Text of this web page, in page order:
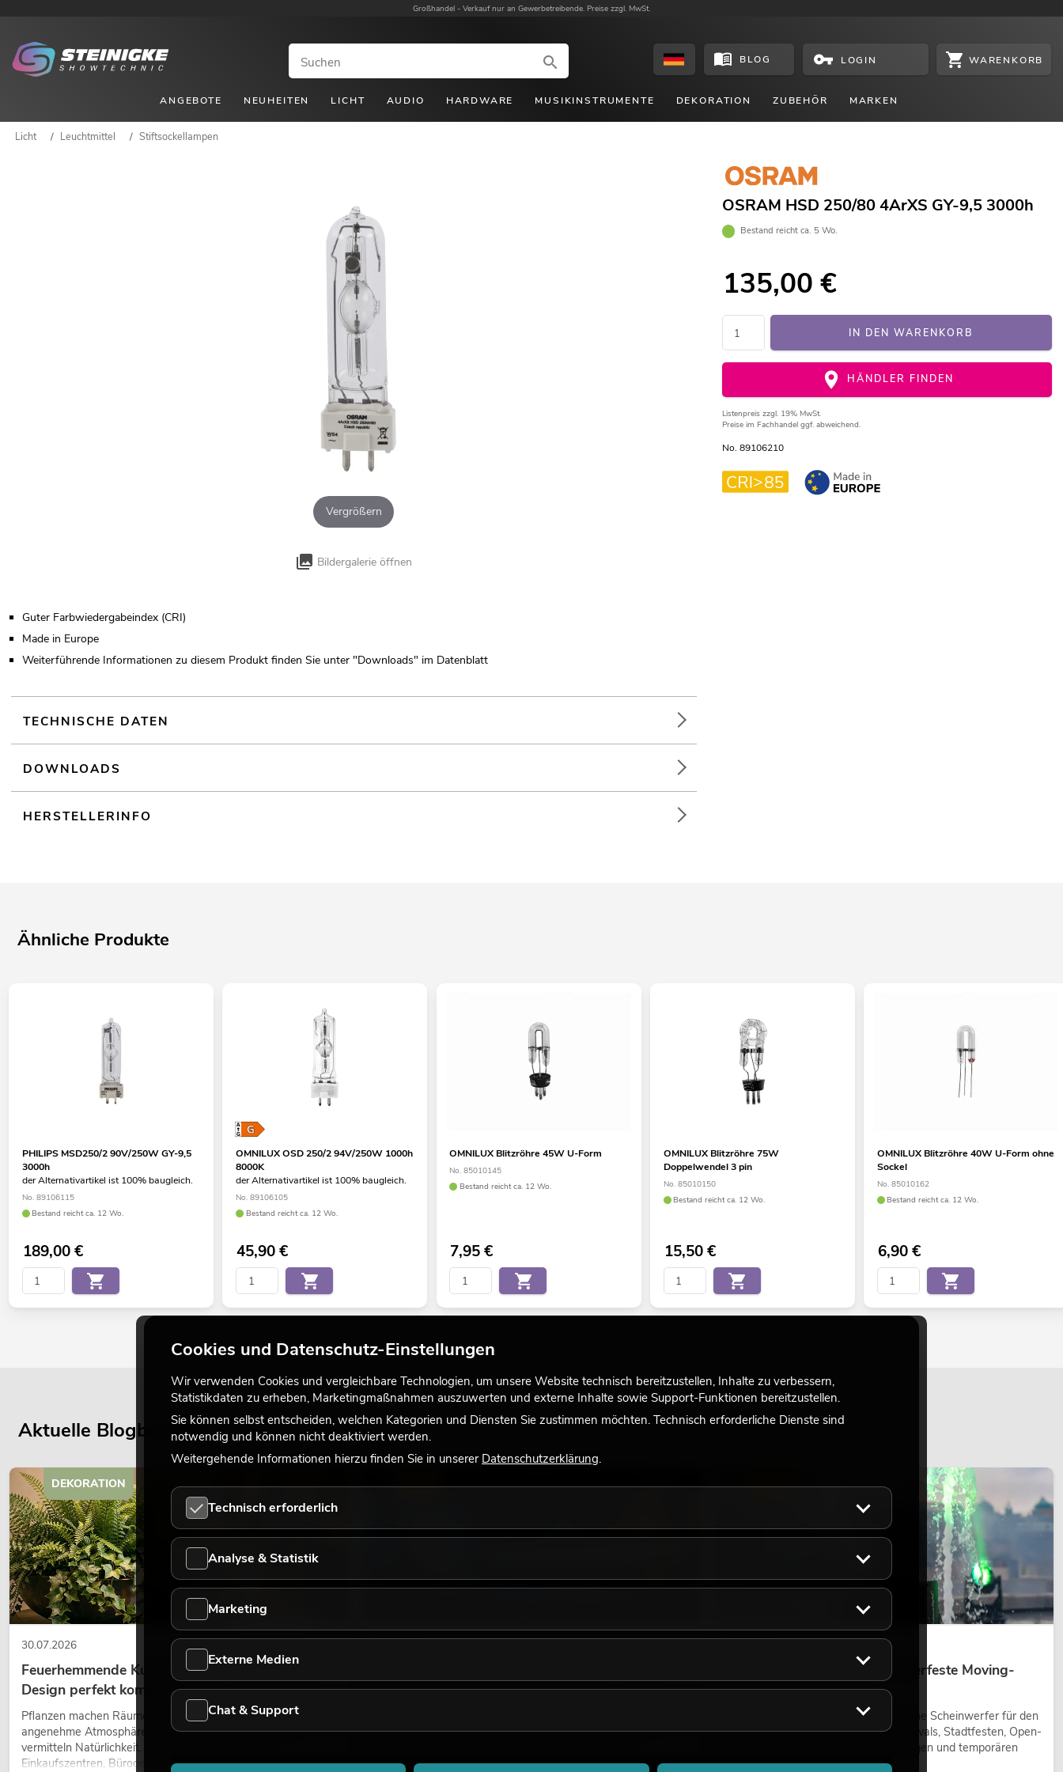
Großhandel - Verkauf nur an Gewerbetreibende. Preise zzgl. MwSt.
BLOG LOGIN WARENKORB
ANGEBOTE NEUHEITEN LICHT AUDIO HARDWARE MUSIKINSTRUMENTE DEKORATION ZUBEHÖR MARKEN
Licht / Leuchtmittel / Stiftsockellampen
Vergrößern
Bildergalerie öffnen
OSRAM HSD 250/80 4ArXS GY-9,5 3000h
Bestand reicht ca. 5 Wo.
135,00 €
IN DEN WARENKORB
HÄNDLER FINDEN
Listenpreis zzgl. 19% MwSt.
Preise im Fachhandel ggf. abweichend.
No. 89106210
Guter Farbwiedergabeindex (CRI)
Made in Europe
Weiterführende Informationen zu diesem Produkt finden Sie unter "Downloads" im Datenblatt
TECHNISCHE DATEN
DOWNLOADS
HERSTELLERINFO
Ähnliche Produkte
PHILIPS MSD250/2 90V/250W GY-9,5
3000h
der Alternativartikel ist 100% baugleich.
No. 89106115
Bestand reicht ca. 12 Wo.
189,00€
OMNILUX OSD 250/2 94V/250W 1000h
8000K
der Alternativartikel ist 100% baugleich.
No. 89106105
Bestand reicht ca. 12 Wo.
45,90€
OMNILUX Blitzröhre 45W U-Form
No. 85010145
Bestand reicht ca. 12 Wo.
7,95€
OMNILUX Blitzröhre 75W
Doppelwendel 3 pin
No. 85010150
Bestand reicht ca. 12 Wo.
15,50€
OMNILUX Blitzröhre 40W U-Form ohne
Sockel
No. 85010162
Bestand reicht ca. 12 Wo.
6,90€
Aktuelle Blogbeiträge
30.07.2026
Feuerhemmende Kunstpflanzen: Sicherheit und
Design perfekt kombiniert
Pflanzen machen Räume lebendig. Sie schaffen eine
angenehme Atmosphäre, verbessern das Ambiente und
vermitteln Natürlichkeit. Ob in Hotels, Restaurants,
Einkaufszentren, Bürogebäuden oder auf Messeständen: eine
DEKORATION
warmes Licht wieder wirkt
Akzente prägen viele aktuelle Lichtdesigns auf Bühnen, in
nostalgischer Effekt, sondern ein bewusst eingesetztes
LICHT
Outdoor Moving-Heads: Wetterfeste Moving-
Heads bei Events
Outdoor Moving-Heads sind bewegliche Scheinwerfer für den
Einsatz im Freien. Sie werden bei Festivals, Stadtfesten, Open-
Air-Konzerten, Architekturinszenierungen und temporären
Außeninstallationen eingesetzt.
LICHT
Cookies und Datenschutz-Einstellungen
Wir verwenden Cookies und vergleichbare Technologien, um unsere Website technisch bereitzustellen, Inhalte zu verbessern,
Statistikdaten zu erheben, Marketingmaßnahmen auszuwerten und externe Inhalte sowie Support-Funktionen bereitzustellen.
Sie können selbst entscheiden, welchen Kategorien und Diensten Sie zustimmen möchten. Technisch erforderliche Dienste sind
notwendig und können nicht deaktiviert werden.
Weitergehende Informationen hierzu finden Sie in unserer Datenschutzerklärung.
Technisch erforderlich
Analyse & Statistik
Marketing
Externe Medien
Chat & Support